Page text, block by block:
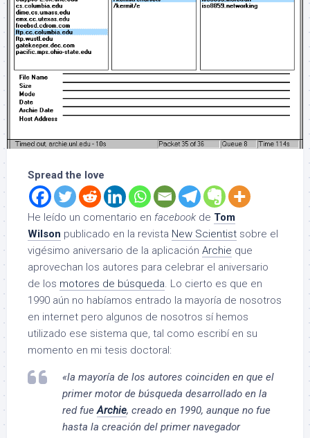
Spread the love
He leído un comentario en facebook de Tom
Wilson publicado en la revista New Scientist sobre el
vigésimo aniversario de la aplicación Archie que
aprovechan los autores para celebrar el aniversario
de los motores de búsqueda. Lo cierto es que en
1990 aún no habíamos entrado la mayoría de nosotros
en internet pero algunos de nosotros sí hemos
utilizado ese sistema que, tal como escribí en su
momento en mi tesis doctoral:
«la mayoría de los autores coinciden en que el
primer motor de búsqueda desarrollado en la
red fueArchie, creado en 1990, aunque no fue
hasta la creación del primer navegador